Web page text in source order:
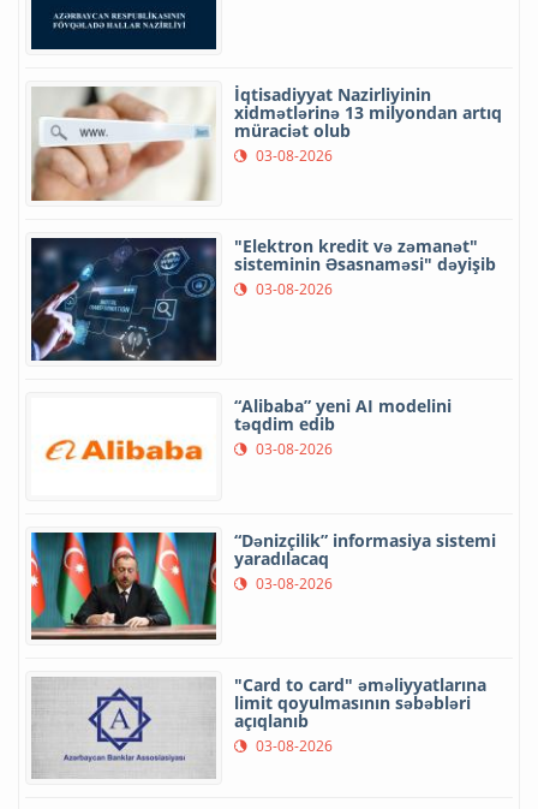
İqtisadiyyat Nazirliyinin
xidmətlərinə 13 milyondan artıq
müraciət olub
03-08-2026
"Elektron kredit və zəmanət"
sisteminin Əsasnaməsi" dəyişib
03-08-2026
“Alibaba” yeni AI modelini
təqdim edib
03-08-2026
“Dənizçilik” informasiya sistemi
yaradılacaq
03-08-2026
"Card to card" əməliyyatlarına
limit qoyulmasının səbəbləri
açıqlanıb
03-08-2026